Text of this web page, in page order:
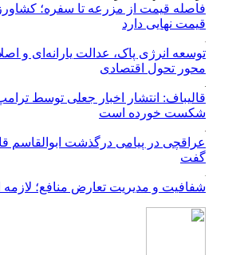
فاصله قیمت از مزرعه تا سفره؛
قیمت نهایی دارد
توسعه انرژی پاک، عدالت یارانه‌ای و
محور تحول اقتصادی
قالیباف: انتشار اخبار جعلی توسط
شکست خورده است
عراقچی در پیامی درگذشت ابوالقاسم
گفت
شفافیت و مدیریت تعارض منافع؛ لازمه